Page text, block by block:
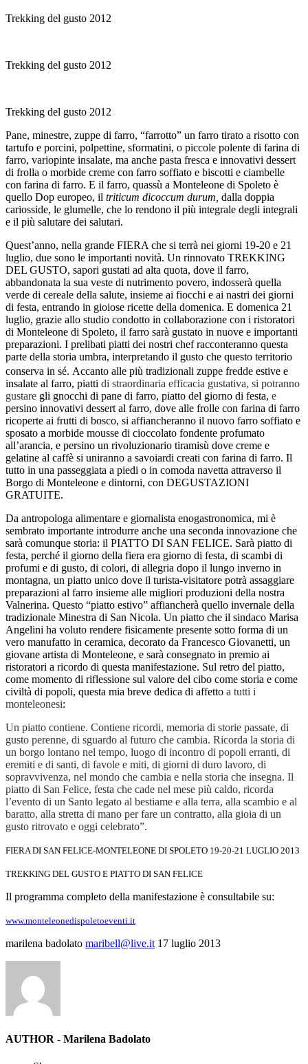
Trekking del gusto 2012
Trekking del gusto 2012
Trekking del gusto 2012
Pane, minestre, zuppe di farro, “farrotto” un farro tirato a risotto con
tartufo e porcini, polpettine, sformatini, o piccole polente di farina di
farro, variopinte insalate, ma anche pasta fresca e innovativi dessert
di frolla o morbide creme con farro soffiato e biscotti e ciambelle
con farina di farro. E il farro, quassù a Monteleone di Spoleto è
quello Dop europeo, il triticum dicoccum durum, dalla doppia
cariosside, le glumelle, che lo rendono il più integrale degli integrali
e il più salutare dei salutari.
Quest’anno, nella grande FIERA che si terrà nei giorni 19-20 e 21
luglio, due sono le importanti novità. Un rinnovato TREKKING
DEL GUSTO, sapori gustati ad alta quota, dove il farro,
abbandonata la sua veste di nutrimento povero, indosserà quella
verde di cereale della salute, insieme ai fiocchi e ai nastri dei giorni
di festa, entrando in gioiose ricette della domenica. E domenica 21
luglio, grazie allo studio condotto in collaborazione con i ristoratori
di Monteleone di Spoleto, il farro sarà gustato in nuove e importanti
preparazioni. I prelibati piatti dei nostri chef racconteranno questa
parte della storia umbra, interpretando il gusto che questo territorio
conserva in sé. Accanto alle più tradizionali zuppe fredde estive e
insalate al farro, piatti di straordinaria efficacia gustativa, si potranno
gustare gli gnocchi di pane di farro, piatto del giorno di festa, e
persino innovativi dessert al farro, dove alle frolle con farina di farro
ricoperte ai frutti di bosco, si affiancheranno il nuovo farro soffiato e
sposato a morbide mousse di cioccolato fondente profumato
all’arancia, e persino un rivoluzionario tiramisù dove creme e
gelatine al caffè si uniranno a savoiardi creati con farina di farro. Il
tutto in una passeggiata a piedi o in comoda navetta attraverso il
Borgo di Monteleone e dintorni, con DEGUSTAZIONI
GRATUITE.
Da antropologa alimentare e giornalista enogastronomica, mi è
sembrato importante introdurre anche una seconda innovazione che
sarà comunque storia: il PIATTO DI SAN FELICE. Sarà piatto di
festa, perché il giorno della fiera era giorno di festa, di scambi di
profumi e di gusto, di colori, di allegria dopo il lungo inverno in
montagna, un piatto unico dove il turista-visitatore potrà assaggiare
preparazioni al farro insieme alle migliori produzioni della nostra
Valnerina. Questo “piatto estivo” affiancherà quello invernale della
tradizionale Minestra di San Nicola. Un piatto che il sindaco Marisa
Angelini ha voluto rendere fisicamente presente sotto forma di un
vero manufatto in ceramica, decorato da Francesco Giovanetti, un
giovane artista di Monteleone, e sarà consegnato in premio ai
ristoratori a ricordo di questa manifestazione. Sul retro del piatto,
come momento di riflessione sul valore del cibo come storia e come
civiltà di popoli, questa mia breve dedica di affetto a tutti i
monteleonesi:
Un piatto contiene. Contiene ricordi, memoria di storie passate, di
gusto perenne, di sguardo al futuro che cambia. Ricorda la storia di
un borgo lontano nel tempo, luogo di incontro di popoli erranti, di
eremiti e di santi, di favole e miti, di giorni di duro lavoro, di
sopravvivenza, nel mondo che cambia e nella storia che insegna. Il
piatto di San Felice, festa che cade nel mese più caldo, ricorda
l’evento di un Santo legato al bestiame e alla terra, alla scambio e al
baratto, alla stretta di mano per fare un contratto, alla gioia di un
gusto ritrovato e oggi celebrato”.
FIERA DI SAN FELICE-MONTELEONE DI SPOLETO 19-20-21 LUGLIO 2013
TREKKING DEL GUSTO E PIATTO DI SAN FELICE
Il programma completo della manifestazione è consultabile su:
www.monteleonedispoletoeventi.it
marilena badolato maribell@live.it 17 luglio 2013
AUTHOR - Marilena Badolato